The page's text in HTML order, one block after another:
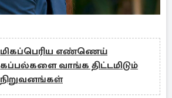
மிகப்பெரிய எண்ணெய்
கப்பல்களை வாங்க திட்டமிடும்
நிறுவனங்கள்